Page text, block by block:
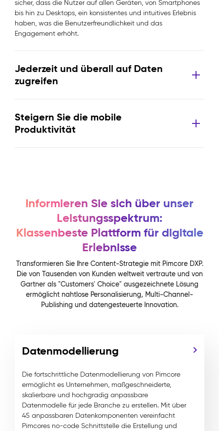
sicher, dass die Nutzer auf allen Geräten, von Smartphones
bis hin zu Desktops, ein konsistentes und intuitives Erlebnis
haben, was die Benutzerfreundlichkeit und das
Engagement erhöht.
Jederzeit und überall auf Daten
zugreifen
Steigern Sie die mobile
Produktivität
Informieren Sie sich über unser
Leistungsspektrum:
Klassenbeste Plattform für digitale
Erlebnisse
Transformieren Sie Ihre Content-Strategie mit Pimcore DXP.
Die von Tausenden von Kunden weltweit vertraute und von
Gartner als "Customers' Choice" ausgezeichnete Lösung
ermöglicht nahtlose Personalisierung, Multi-Channel-
Publishing und datengesteuerte Innovation.
Datenmodellierung
Die fortschrittliche Datenmodellierung von Pimcore
ermöglicht es Unternehmen, maßgeschneiderte,
skalierbare und hochgradig anpassbare
Datenmodelle für jede Branche zu erstellen. Mit über
45 anpassbaren Datenkomponenten vereinfacht
Pimcores no-code Schnittstelle die Erstellung und